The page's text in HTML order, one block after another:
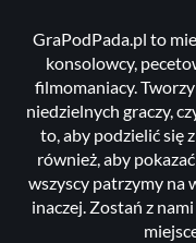
GraPodPada.pl to
konsolowcy,
filmomaniacy.
niedzielnych graczy,
to, aby podzielić się
również, aby
wszyscy patrzymy na
inaczej. Zostań z